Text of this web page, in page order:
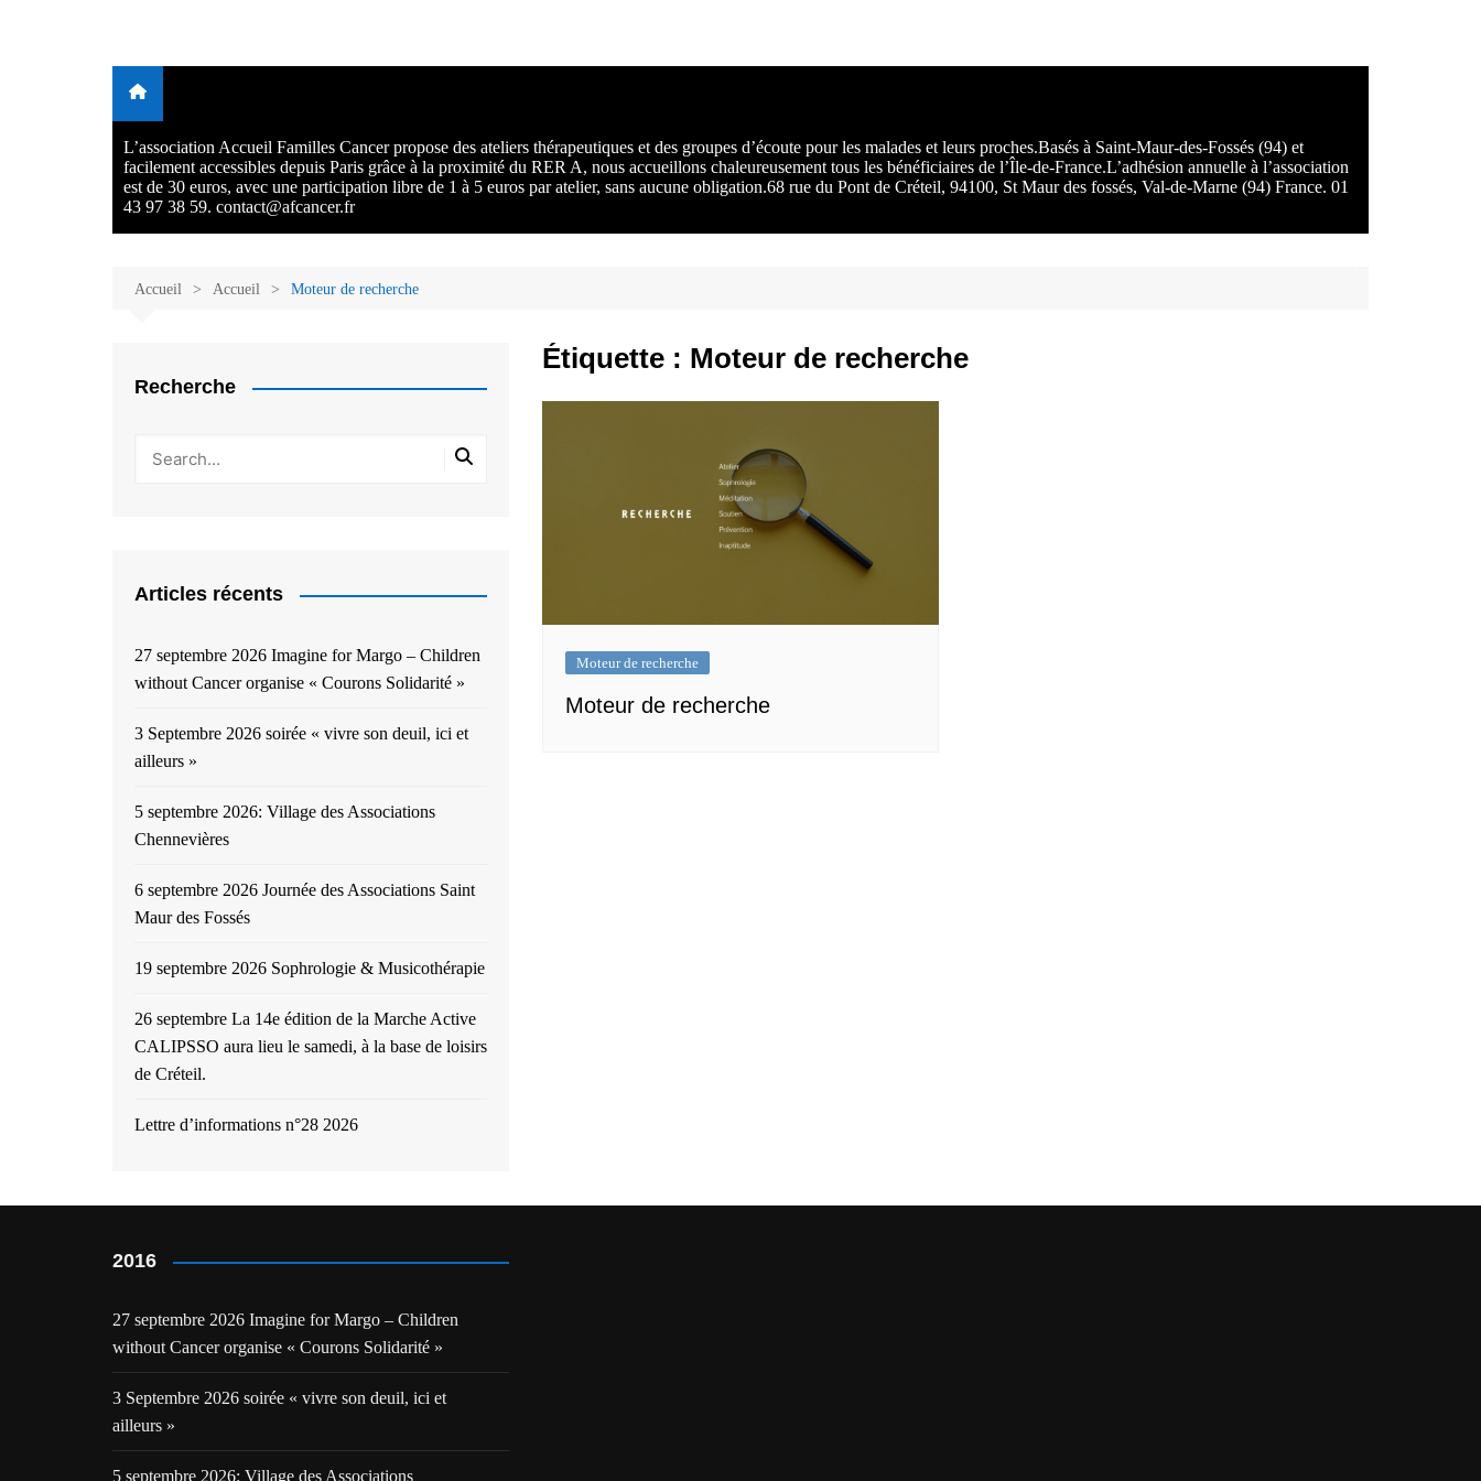
avec et après le cancer
Ecoute thérapeutique, sophrologie, sport adapté, art thérapie,
musico thérapie… . L'adhésion annuelle est de 30 euros avec une
participation libre de 1 à 5 euros par atelier sans obligation.
L’association Accueil Familles Cancer propose des ateliers thérapeutiques et des groupes d’écoute pour les malades et leurs proches.Basés à Saint-Maur-des-Fossés (94) et
facilement accessibles depuis Paris grâce à la proximité du RER A, nous accueillons chaleureusement tous les bénéficiaires de l’Île-de-France.L’adhésion annuelle à l’association
est de 30 euros, avec une participation libre de 1 à 5 euros par atelier, sans aucune obligation.68 rue du Pont de Créteil, 94100, St Maur des fossés, Val-de-Marne (94) France. 01
43 97 38 59. contact@afcancer.fr
Accueil Accueil Moteur de recherche
Étiquette : Moteur de recherche
Moteur de recherche
Moteur de recherche
Recherche
Articles récents
27 septembre 2026 Imagine for Margo – Children
without Cancer organise « Courons Solidarité »
3 Septembre 2026 soirée « vivre son deuil, ici et
ailleurs »
5 septembre 2026: Village des Associations
Chennevières
6 septembre 2026 Journée des Associations Saint
Maur des Fossés
19 septembre 2026 Sophrologie & Musicothérapie
26 septembre La 14e édition de la Marche Active
CALIPSSO aura lieu le samedi, à la base de loisirs
de Créteil.
Lettre d’informations n°28 2026
2016
27 septembre 2026 Imagine for Margo – Children
without Cancer organise « Courons Solidarité »
3 Septembre 2026 soirée « vivre son deuil, ici et
ailleurs »
5 septembre 2026: Village des Associations